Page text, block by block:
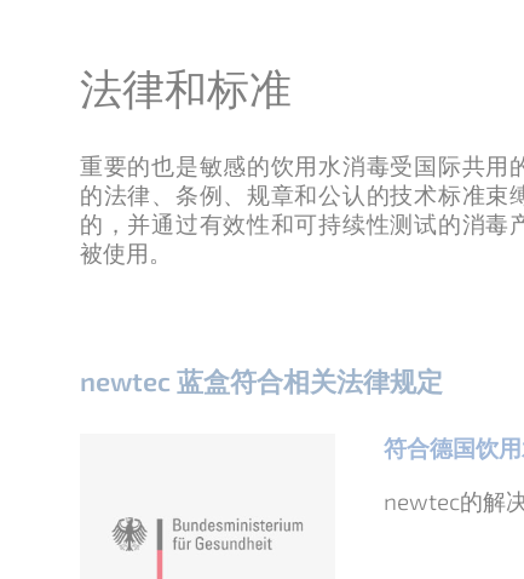
法律和标准
重要的也是敏感的饮用水消毒受国际共用
的法律、条例、规章和公认的技术标准束
的，并通过有效性和可持续性测试的消毒
被使用。
newtec 蓝盒符合相关法律规定
符合德国饮
newtec的解